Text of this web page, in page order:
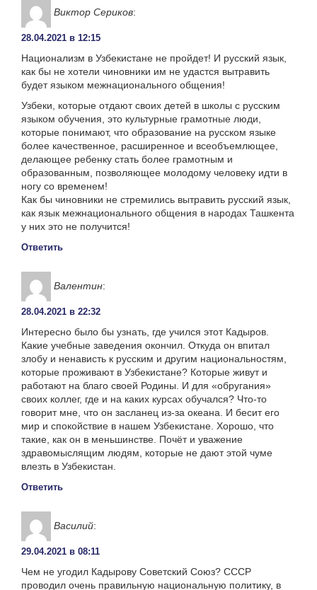
Виктор Сериков:
28.04.2021 в 12:15
Национализм в Узбекистане не пройдет! И русский язык,
как бы не хотели чиновники им не удастся вытравить
будет языком межнационального общения!
Узбеки, которые отдают своих детей в школы с русским
языком обучения, это культурные грамотные люди,
которые понимают, что образование на русском языке
более качественное, расширенное и всеобъемлющее,
делающее ребенку стать более грамотным и
образованным, позволяющее молодому человеку идти в
ногу со временем!
Как бы чиновники не стремились вытравить русский язык,
как язык межнационального общения в народах Ташкента
у них это не получится!
Ответить
Валентин:
28.04.2021 в 22:32
Интересно было бы узнать, где учился этот Кадыров.
Какие учебные заведения окончил. Откуда он впитал
злобу и ненависть к русским и другим национальностям,
которые проживают в Узбекистане? Которые живут и
работают на благо своей Родины. И для «обругания»
своих коллег, где и на каких курсах обучался? Что-то
говорит мне, что он засланец из-за океана. И бесит его
мир и спокойствие в нашем Узбекистане. Хорошо, что
такие, как он в меньшинстве. Почёт и уважение
здравомыслящим людям, которые не дают этой чуме
влезть в Узбекистан.
Ответить
Василий:
29.04.2021 в 08:11
Чем не угодил Кадырову Советский Союз? СССР
проводил очень правильную национальную политику, в